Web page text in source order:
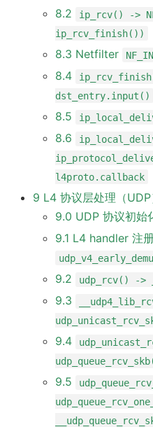
8.2
ip_rcv() ->
ip_rcv_finish())
8.3 Netfilter
8.4
dst_entry.input()
8.5
8.6
l4proto.callback
9 L4 协议层处理（UDP
9.0 UDP 协议初始
9.1 L4 handler 注册
9.2 udp_rcv() ->
9.3
9.4
9.5